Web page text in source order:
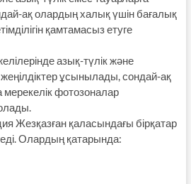
ақ олардың халық үшін бағалық
қамтамасыз етуге
азық-түлік және
ұсынылады, сондай-ақ
фотозоналар
Жезқазған қаласындағы бірқатар
Олардың қатарында: